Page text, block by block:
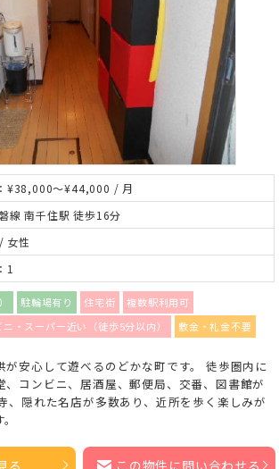
¥38,000～¥44,000 / 月
線 南千住駅 徒歩16分
女性
1
駐輪場有り 住宅街
複数駅利用可
ニ・スーパー近い（徒歩5分以内） 敷金・礼金不要
が安心して遊べるのどかな町です。 徒歩圏内に
、コンビニ、居酒屋、郵便局、交番、図書館が
、隠れた名店が多数あり、近所を歩く楽しみが
る この物件に問い合わせる